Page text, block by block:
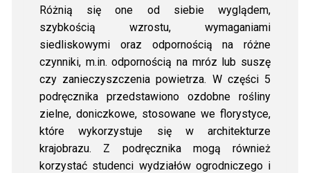
Różnią się one od siebie wyglądem,
szybkością wzrostu, wymaganiami
siedliskowymi oraz odpornością na różne
czynniki, m.in. odpornością na mróz lub suszę
czy zanieczyszczenia powietrza. W części 5
podręcznika przedstawiono ozdobne rośliny
zielne, doniczkowe, stosowane we florystyce,
które wykorzystuje się w architekturze
krajobrazu. Z podręcznika mogą również
korzystać studenci wydziałów ogrodniczego i